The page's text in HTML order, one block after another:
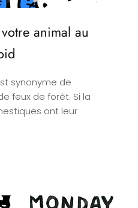
animal au
synonyme de
feux de forêt. Si la
ont leur